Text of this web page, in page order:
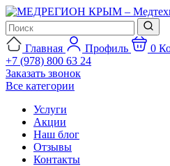
Главная Профиль 0
+7 (978) 800 63 24
Заказать звонок
Все категории
Услуги
Акции
Наш блог
Отзывы
Контакты